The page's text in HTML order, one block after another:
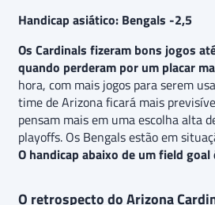
Handicap asiático: Bengals -2,5
Os Cardinals fizeram bons jogos
quando perderam por um placar
hora, com mais jogos para serem
time de Arizona ficará mais
pensam mais em uma escolha alta
playoffs. Os Bengals estão em
O handicap abaixo de um field goal
O retrospecto do Arizona